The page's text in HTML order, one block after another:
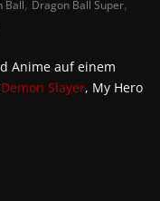
Ball Dragon Ball Super
Anime auf einem
Demon Slayer, My Hero